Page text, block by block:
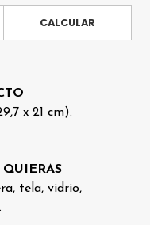
CALCULAR
x 21 cm).
tela, vidrio,